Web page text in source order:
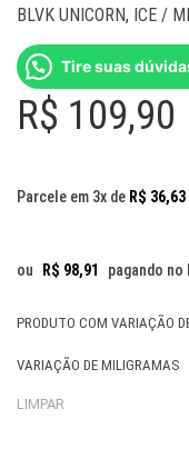
BLVK UNICORN, ICE /
Tire suas
R$ 109,90
Parcele em 3x de R$ 36,63
ou R$ 98,91 pagando no
PRODUTO COM VARIAÇÃO
VARIAÇÃO DE MILIGRAMAS
LIMPAR